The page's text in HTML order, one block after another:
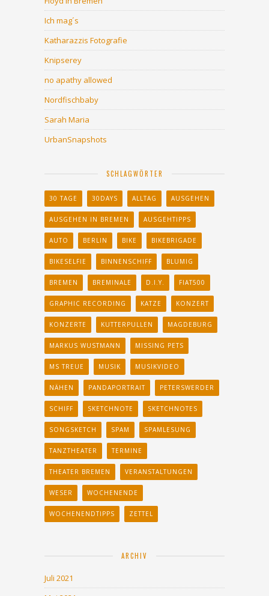
Ich mag´s
Katharazzis Fotografie
Knipserey
no apathy allowed
Nordfischbaby
Sarah Maria
UrbanSnapshots
SCHLAGWÖRTER
30 TAGE 30DAYS ALLTAG AUSGEHEN
AUSGEHEN IN BREMEN AUSGEHTIPPS
AUTO BERLIN BIKE BIKEBRIGADE
BIKESELFIE BINNENSCHIFF BLUMIG
BREMEN BREMINALE D.I.Y. FIAT500
GRAPHIC RECORDING KATZE KONZERT
KONZERTE KUTTERPULLEN MAGDEBURG
MARKUS WUSTMANN MISSING PETS
MS TREUE MUSIK MUSIKVIDEO
NÄHEN PANDAPORTRAIT PETERSWERDER
SCHIFF SKETCHNOTE SKETCHNOTES
SONGSKETCH SPAM SPAMLESUNG
TANZTHEATER TERMINE
THEATER BREMEN VERANSTALTUNGEN
WESER WOCHENENDE
WOCHENENDTIPPS ZETTEL
ARCHIV
Juli 2021